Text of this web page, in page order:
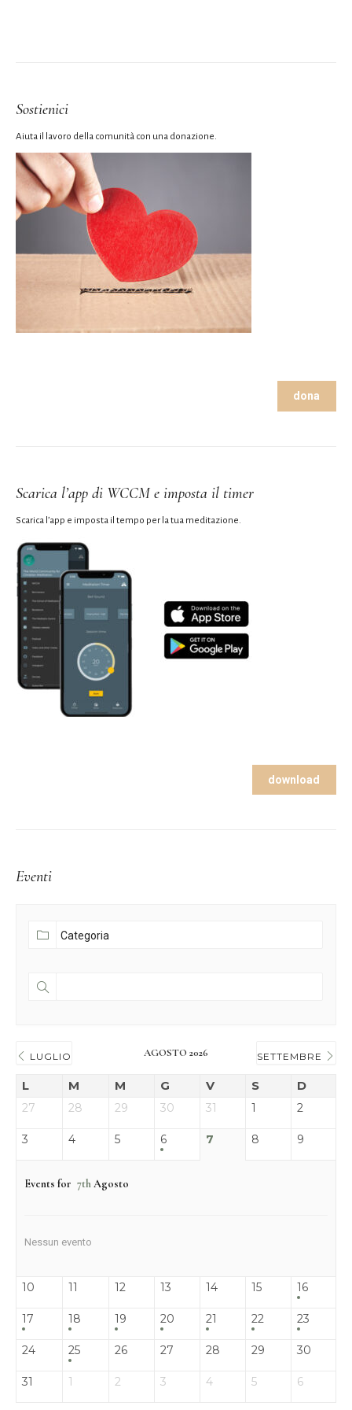
Sostienici
Aiuta il lavoro della comunità con una donazione.
dona
Scarica l’app di WCCM e imposta il timer
Scarica l’app e imposta il tempo per la tua meditazione.
download
Eventi
LUGLIO AGOSTO 2026 SETTEMBRE
L M M G V S D
27 28 29 30 31 1 2
3 4 5 6 7 8 9
Events for 7thAgosto
Nessun evento
10 11 12 13 14 15 16
17 18 19 20 21 22 23
24 25 26 27 28 29 30
31 1 2 3 4 5 6